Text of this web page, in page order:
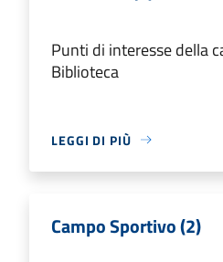
Punti di interesse della
Biblioteca
LEGGI DI PIÙ
Campo Sportivo (2)